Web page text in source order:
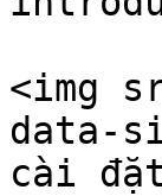
<img
data-
cài